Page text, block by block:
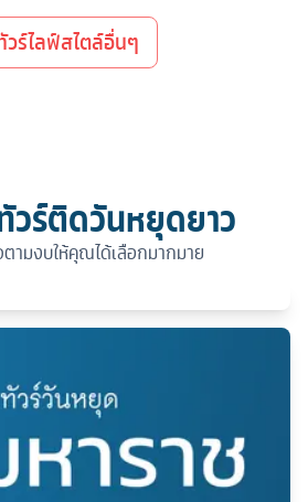
ร์ไลฟ์สไตล์อื่นๆ
วร์ติดวันหยุดยาว
ามงบให้คุณได้เลือกมากมาย